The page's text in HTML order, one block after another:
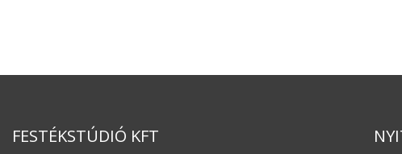
FESTÉKSTÚDIÓ KFT